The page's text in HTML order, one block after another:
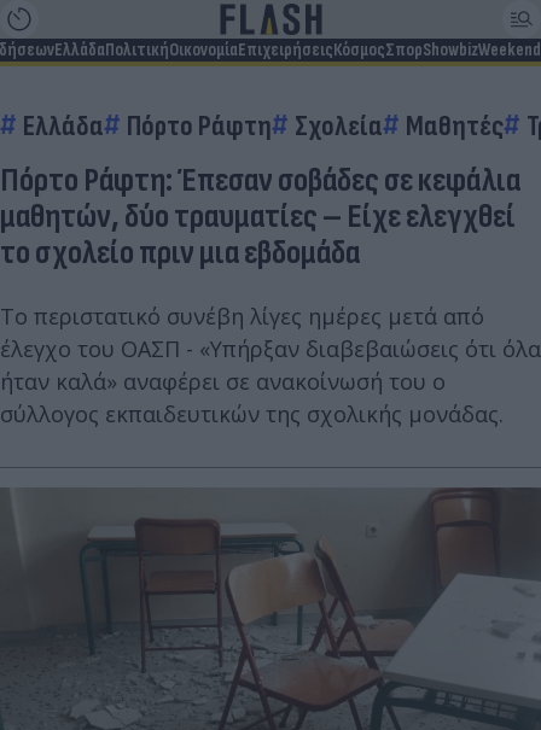
ΕλλάδαΠολιτικήΟικονομίαΕπιχειρήσειςΚόσμοςΣπορShowbizWeekend
Ελλάδα Πόρτο Ράφτη Σχολεία Μαθητές
Πόρτο Ράφτη: Έπεσαν σοβάδες σε κεφάλια
μαθητών, δύο τραυματίες – Είχε ελεγχθεί
το σχολείο πριν μια εβδομάδα
Το περιστατικό συνέβη λίγες ημέρες μετά από
έλεγχο του ΟΑΣΠ - «Υπήρξαν διαβεβαιώσεις ότι όλα
ήταν καλά» αναφέρει σε ανακοίνωσή του ο
σύλλογος εκπαιδευτικών της σχολικής μονάδας.